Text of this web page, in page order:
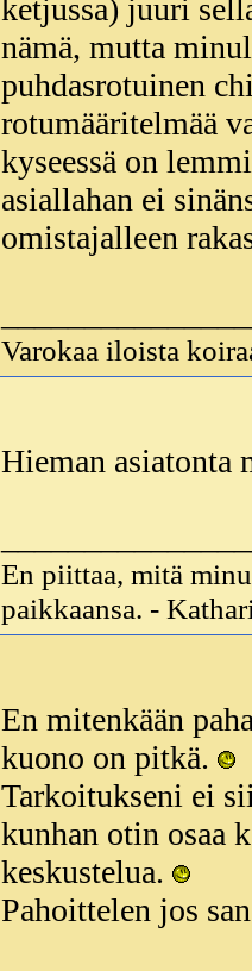
ketjussa) juuri
nämä, mutta
puhdasrotuinen
rotumääritelmää
kyseessä on
asiallahan ei
omistajalleen
Varokaa iloista
Hieman asiatonta
En piittaa, mitä
paikkaansa. -
En mitenkään
kuono on pitkä.
Tarkoitukseni ei
kunhan otin osaa
keskustelua.
Pahoittelen jos